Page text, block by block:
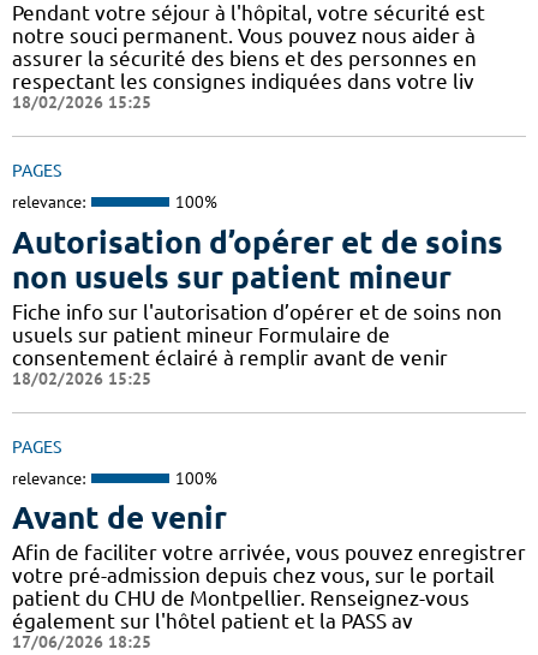
Pendant votre séjour à l'hôpital, votre sécurité est
notre souci permanent. Vous pouvez nous aider à
assurer la sécurité des biens et des personnes en
respectant les consignes indiquées dans votre liv
18/02/2026 15:25
PAGES
relevance: 100%
Autorisation d’opérer et de soins
non usuels sur patient mineur
Fiche info sur l'autorisation d’opérer et de soins non
usuels sur patient mineur Formulaire de
consentement éclairé à remplir avant de venir
18/02/2026 15:25
PAGES
relevance: 100%
Avant de venir
Afin de faciliter votre arrivée, vous pouvez enregistrer
votre pré-admission depuis chez vous, sur le portail
patient du CHU de Montpellier. Renseignez-vous
également sur l'hôtel patient et la PASS av
17/06/2026 18:25